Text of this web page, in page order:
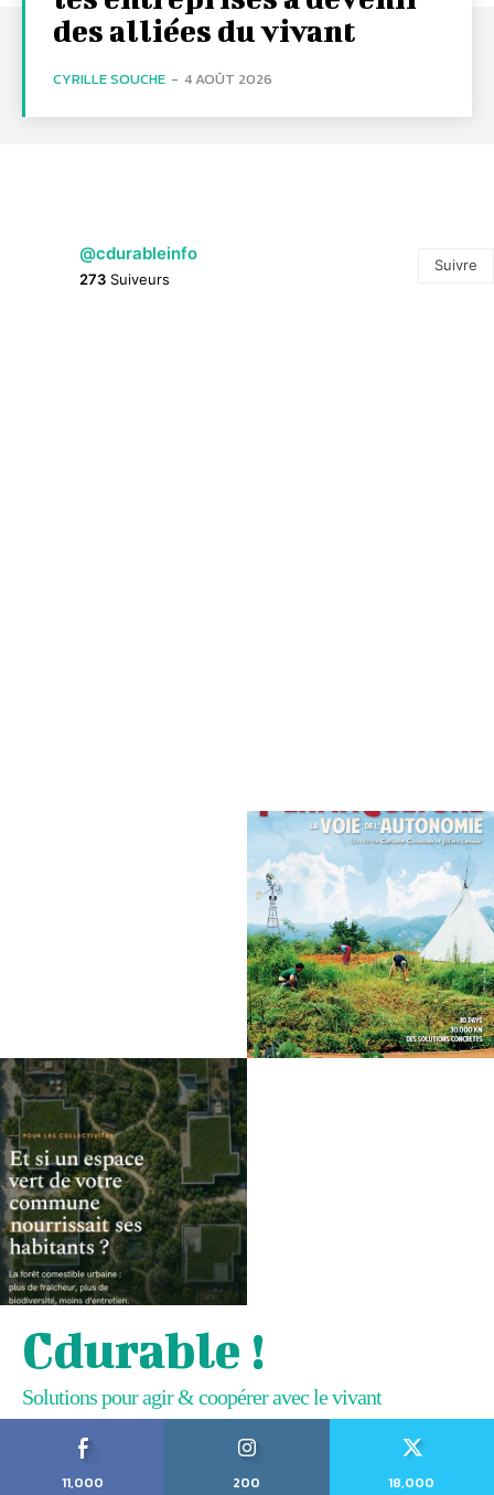
des alliées du vivant
CYRILLE SOUCHE - 4 AOÛT 2026
@cdurableinfo
273 Suiveurs
Suivre
Cdurable !
Solutions pour agir & coopérer avec le vivant
11,000
200
18,000